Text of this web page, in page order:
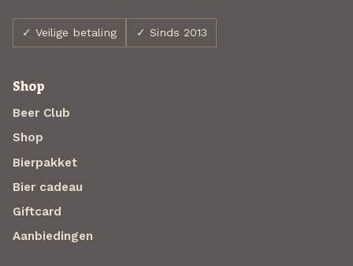
✓ Veilige betaling ✓ Sinds 2013
Shop
Beer Club
Shop
Bierpakket
Bier cadeau
Giftcard
Aanbiedingen